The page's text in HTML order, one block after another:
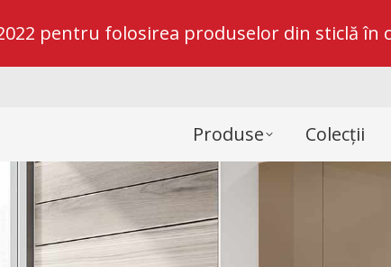
Produse Colecții
pentru folosirea produselor din sticlă în